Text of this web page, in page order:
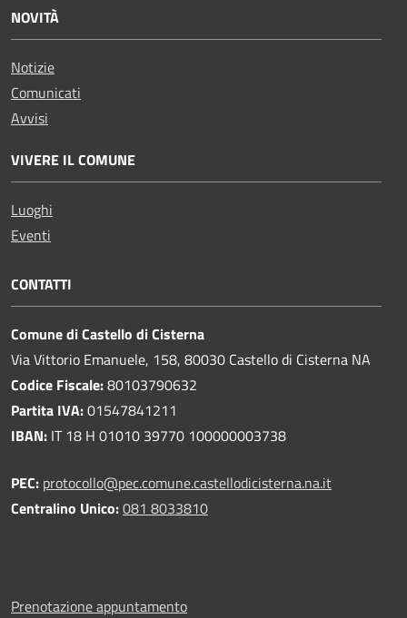
NOVITÀ
Notizie
Comunicati
Avvisi
VIVERE IL COMUNE
Luoghi
Eventi
CONTATTI
Comune di Castello di Cisterna
Via Vittorio Emanuele, 158, 80030 Castello di Cisterna NA
Codice Fiscale:80103790632
Partita IVA:01547841211
IBAN: IT 18 H 01010 39770 100000003738
PEC: protocollo@pec.comune.castellodicisterna.na.it
Centralino Unico:081 8033810
Prenotazione appuntamento